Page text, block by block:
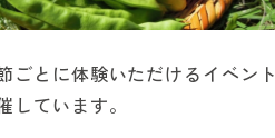
ごとに体験いただけるイベント
しています。